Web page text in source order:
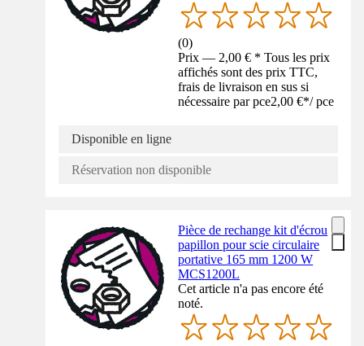
(0)
Prix — 2,00 € * Tous les prix
affichés sont des prix TTC,
frais de livraison en sus si
nécessaire par pce2,00 €*/ pce
Disponible en ligne
Réservation non disponible
Pièce de rechange kit d'écrou
papillon pour scie circulaire
portative 165 mm 1200 W
MCS1200L
Cet article n'a pas encore été
noté.